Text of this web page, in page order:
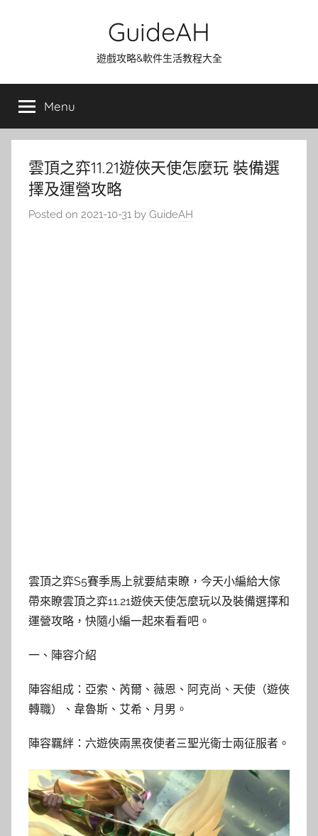
GuideAH
遊戲攻略&軟件生活教程大全
Menu
雲頂之弈11.21遊俠天使怎麼玩 裝備選
擇及運營攻略
Posted on 2021-10-31 by GuideAH
雲頂之弈S5賽季馬上就要結束瞭，今天小編給大傢
帶來瞭雲頂之弈11.21遊俠天使怎麼玩以及裝備選擇和
運營攻略，快隨小編一起來看看吧。
一、陣容介紹
陣容組成：亞索、芮爾、薇恩、阿克尚、天使（遊俠
轉職）、韋魯斯、艾希、月男。
陣容羈絆：六遊俠兩黑夜使者三聖光衛士兩征服者。